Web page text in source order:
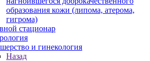
образования кожи (липома, атерома,
гигрома)
стационар
и гинекология
Назад